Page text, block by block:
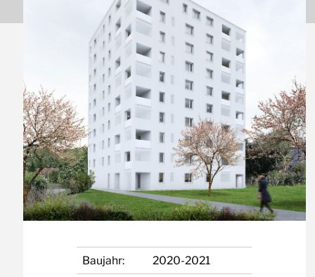
Baujahr: 2020-2021